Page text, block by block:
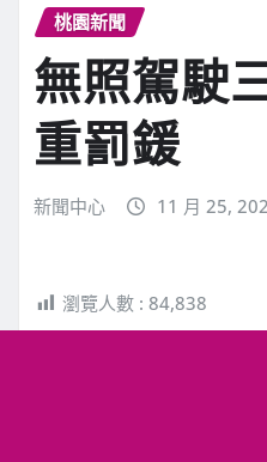
桃園新聞
無照駕駛
重罰鍰
新聞中心 11 月 25,
瀏覽人數 : 84,838